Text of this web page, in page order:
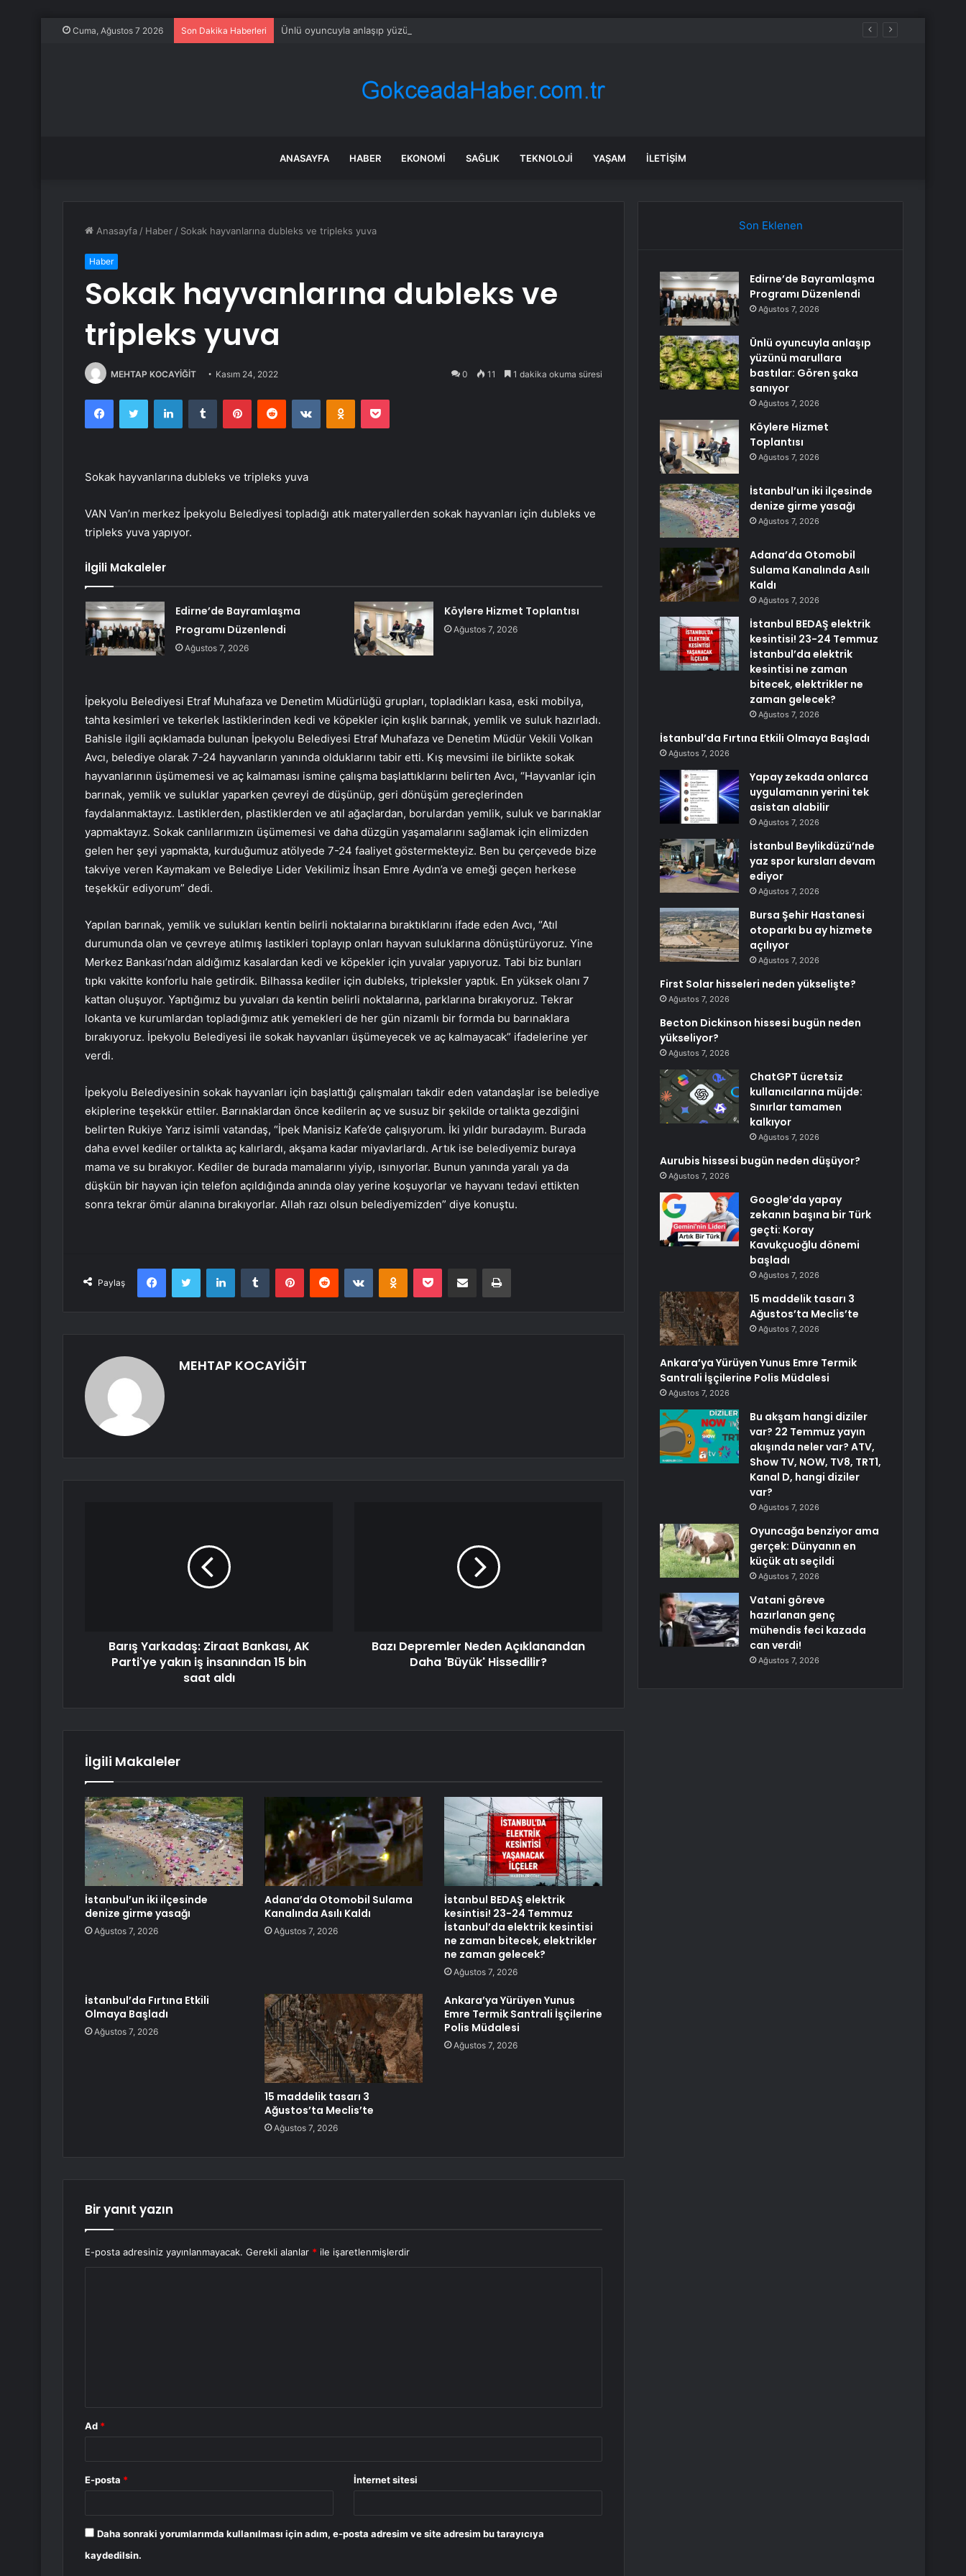
Cuma, Ağustos 7 2026 Son Dakika Haberleri Ünlü oyuncuyla anlaşıp yüzünü marullara bastılar: Gören şaka sanıyor
ANASAYFA HABER EKONOMI SAĞLIK TEKNOLOJI YAŞAM İLETIŞIM
Anasayfa / Haber / Sokak hayvanlarına dubleks ve tripleks yuva
Haber
Sokak hayvanlarına dubleks ve
tripleks yuva
MEHTAP KOCAYİĞİT Kasım 24, 2022 0 11 1 dakika okuma süresi
FacebookTwitter LinkedInTumblr PinterestReddit VKontakteOdnoklassniki
Pocket
Sokak hayvanlarına dubleks ve tripleks yuva
VAN Van’ın merkez İpekyolu Belediyesi topladığı atık materyallerden sokak hayvanları için dubleks ve
tripleks yuva yapıyor.
İlgili Makaleler
Edirne’de Bayramlaşma
Programı Düzenlendi
Ağustos 7, 2026
Köylere Hizmet Toplantısı
Ağustos 7, 2026
İpekyolu Belediyesi Etraf Muhafaza ve Denetim Müdürlüğü grupları, topladıkları kasa, eski mobilya,
tahta kesimleri ve tekerlek lastiklerinden kedi ve köpekler için kışlık barınak, yemlik ve suluk hazırladı.
Bahisle ilgili açıklamada bulunan İpekyolu Belediyesi Etraf Muhafaza ve Denetim Müdür Vekili Volkan
Avcı, belediye olarak 7-24 hayvanların yanında olduklarını tabir etti. Kış mevsimi ile birlikte sokak
hayvanlarının üşümemesi ve aç kalmaması ismine çalışma başlattıklarını belirten Avcı, “Hayvanlar için
barınak, yemlik ve suluklar yaparken çevreyi de düşünüp, geri dönüşüm gereçlerinden
faydalanmaktayız. Lastiklerden, plastiklerden ve atıl ağaçlardan, borulardan yemlik, suluk ve barınaklar
yapmaktayız. Sokak canlılarımızın üşümemesi ve daha düzgün yaşamalarını sağlamak için elimizden
gelen her şeyi yapmakta, kurduğumuz atölyede 7-24 faaliyet göstermekteyiz. Ben bu çerçevede bize
takviye veren Kaymakam ve Belediye Lider Vekilimiz İhsan Emre Aydın’a ve emeği geçen herkese
teşekkür ediyorum” dedi.
Yapılan barınak, yemlik ve sulukları kentin belirli noktalarına bıraktıklarını ifade eden Avcı, “Atıl
durumunda olan ve çevreye atılmış lastikleri toplayıp onları hayvan suluklarına dönüştürüyoruz. Yine
Merkez Bankası’ndan aldığımız kasalardan kedi ve köpekler için yuvalar yapıyoruz. Tabi biz bunları
tıpkı vakitte konforlu hale getirdik. Bilhassa kediler için dubleks, tripleksler yaptık. En yüksek olanı 7
kattan oluşuyor. Yaptığımız bu yuvaları da kentin belirli noktalarına, parklarına bırakıyoruz. Tekrar
lokanta ve kurumlardan topladığımız atık yemekleri de her gün nizamlı bir formda bu barınaklara
bırakıyoruz. İpekyolu Belediyesi ile sokak hayvanları üşümeyecek ve aç kalmayacak” ifadelerine yer
verdi.
İpekyolu Belediyesinin sokak hayvanları için başlattığı çalışmaları takdir eden vatandaşlar ise belediye
ekiplerine teşekkür ettiler. Barınaklardan önce kedilerin aç ve susuz bir şekilde ortalıkta gezdiğini
belirten Rukiye Yarız isimli vatandaş, “İpek Manisiz Kafe’de çalışıyorum. İki yıldır buradayım. Burada
daha evvel kediler ortalıkta aç kalırlardı, akşama kadar miyavlarlardı. Artık ise belediyemiz buraya
mama ve su bırakıyor. Kediler de burada mamalarını yiyip, ısınıyorlar. Bunun yanında yaralı ya da
düşkün bir hayvan için telefon açıldığında anında olay yerine koşuyorlar ve hayvanı tedavi ettikten
sonra tekrar ömür alanına bırakıyorlar. Allah razı olsun belediyemizden” diye konuştu.
Paylaş
FacebookTwitter LinkedInTumblr PinterestReddit VKontakteOdnoklassniki
Pocket E-Posta ile paylaş Yazdır
MEHTAP KOCAYİĞİT
Barış Yarkadaş: Ziraat Bankası, AK
Parti'ye yakın iş insanından 15 bin
saat aldı
Bazı Depremler Neden Açıklanandan
Daha 'Büyük' Hissedilir?
İlgili Makaleler
İstanbul’un iki ilçesinde
denize girme yasağı
Ağustos 7, 2026
Adana’da Otomobil Sulama
Kanalında Asılı Kaldı
Ağustos 7, 2026
İstanbul BEDAŞ elektrik
kesintisi! 23-24 Temmuz
İstanbul’da elektrik kesintisi
ne zaman bitecek, elektrikler
ne zaman gelecek?
Ağustos 7, 2026
İstanbul’da Fırtına Etkili
Olmaya Başladı
Ağustos 7, 2026
15 maddelik tasarı 3
Ağustos’ta Meclis’te
Ağustos 7, 2026
Ankara’ya Yürüyen Yunus
Emre Termik Santrali İşçilerine
Polis Müdalesi
Ağustos 7, 2026
Bir yanıt yazın
E-posta adresiniz yayınlanmayacak. Gerekli alanlar * ile işaretlenmişlerdir
Ad *
E-posta * İnternet sitesi
Daha sonraki yorumlarımda kullanılması için adım, e-posta adresim ve site adresim bu tarayıcıya
kaydedilsin.
Son Eklenen
Edirne’de Bayramlaşma
Programı Düzenlendi
Ağustos 7, 2026
Ünlü oyuncuyla anlaşıp
yüzünü marullara
bastılar: Gören şaka
sanıyor
Ağustos 7, 2026
Köylere Hizmet
Toplantısı
Ağustos 7, 2026
İstanbul’un iki ilçesinde
denize girme yasağı
Ağustos 7, 2026
Adana’da Otomobil
Sulama Kanalında Asılı
Kaldı
Ağustos 7, 2026
İstanbul BEDAŞ elektrik
kesintisi! 23-24 Temmuz
İstanbul’da elektrik
kesintisi ne zaman
bitecek, elektrikler ne
zaman gelecek?
Ağustos 7, 2026
İstanbul’da Fırtına Etkili Olmaya Başladı
Ağustos 7, 2026
Yapay zekada onlarca
uygulamanın yerini tek
asistan alabilir
Ağustos 7, 2026
İstanbul Beylikdüzü’nde
yaz spor kursları devam
ediyor
Ağustos 7, 2026
Bursa Şehir Hastanesi
otoparkı bu ay hizmete
açılıyor
Ağustos 7, 2026
First Solar hisseleri neden yükselişte?
Ağustos 7, 2026
Becton Dickinson hissesi bugün neden
yükseliyor?
Ağustos 7, 2026
ChatGPT ücretsiz
kullanıcılarına müjde:
Sınırlar tamamen
kalkıyor
Ağustos 7, 2026
Aurubis hissesi bugün neden düşüyor?
Ağustos 7, 2026
Google’da yapay
zekanın başına bir Türk
geçti: Koray
Kavukçuoğlu dönemi
başladı
Ağustos 7, 2026
15 maddelik tasarı 3
Ağustos’ta Meclis’te
Ağustos 7, 2026
Ankara’ya Yürüyen Yunus Emre Termik
Santrali İşçilerine Polis Müdalesi
Ağustos 7, 2026
Bu akşam hangi diziler
var? 22 Temmuz yayın
akışında neler var? ATV,
Show TV, NOW, TV8, TRT1,
Kanal D, hangi diziler
var?
Ağustos 7, 2026
Oyuncağa benziyor ama
gerçek: Dünyanın en
küçük atı seçildi
Ağustos 7, 2026
Vatani göreve
hazırlanan genç
mühendis feci kazada
can verdi!
Ağustos 7, 2026